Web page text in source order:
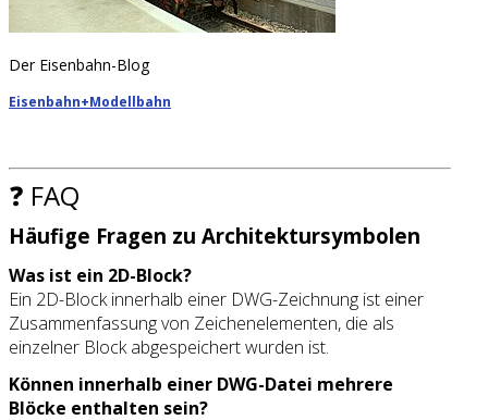
Der Eisenbahn-Blog
Eisenbahn+Modellbahn
❓ FAQ
Häufige Fragen zu Architektursymbolen
Was ist ein 2D-Block?
Ein 2D-Block innerhalb einer DWG-Zeichnung ist einer
Zusammenfassung von Zeichenelementen, die als
einzelner Block abgespeichert wurden ist.
Können innerhalb einer DWG-Datei mehrere
Blöcke enthalten sein?